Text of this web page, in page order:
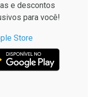
e descontos
para você!